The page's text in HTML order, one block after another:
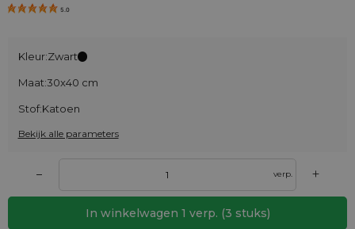
5.0
Kleur:Zwart
Maat:30x40 cm
Stof:Katoen
Bekijk alle parameters
– verp. +
In winkelwagen 1 verp. (3 stuks)